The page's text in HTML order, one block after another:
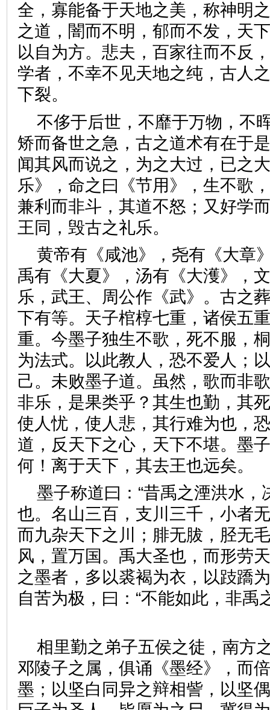
全，寡能备于天地之美，称神明
之道，闇而不明，郁而不发，天
以自为方。悲夫，百家往而不反
学者，不幸不见天地之纯，古人
下裂。
不侈于后世，不靡于万物，不
矫而备世之急，古之道术有在于
闻其风而说之，为之大过，已之
乐》，命之曰《节用》，生不歌
兼利而非斗，其道不怒；又好学
王同，毁古之礼乐。
黄帝有《咸池》，尧有《大章
禹有《大夏》，汤有《大濩》，
乐，武王、周公作《武》。古之
下有等。天子棺椁七重，诸侯五
重。今墨子独生不歌，死不服，
为法式。以此教人，恐不爱人；
己。未败墨子道。虽然，歌而非
非乐，是果类乎？其生也勤，其
使人忧，使人悲，其行难为也，
道，反天下之心，天下不堪。墨
何！离于天下，其去王也远
墨子称道曰：“昔禹之湮洪水，
也。名山三百，支川三千，小者
而九杂天下之川；腓无胈，胫无
风，置万国。禹大圣也，而形劳
之墨者，多以裘褐为衣，以跂蹻
自苦为极，曰：“不能如此，非禹
相里勤之弟子五侯之徒，南方
邓陵子之属，俱诵《墨经》，而
墨；以坚白同异之辩相訾，以坚